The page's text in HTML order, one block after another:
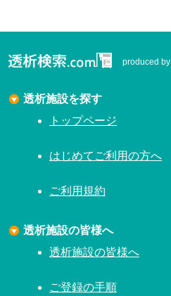
produced by
透析施設を探す
トップページ
はじめてご利用の方へ
ご利用規約
透析施設の皆様へ
透析施設の皆様へ
ご登録の手順